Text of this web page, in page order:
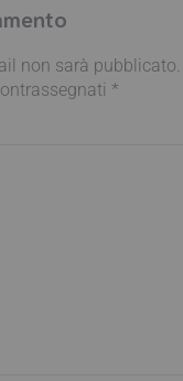
non sarà pubblicato.
*